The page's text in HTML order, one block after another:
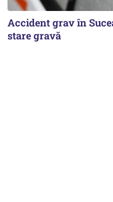
Accident grav în
stare gravă